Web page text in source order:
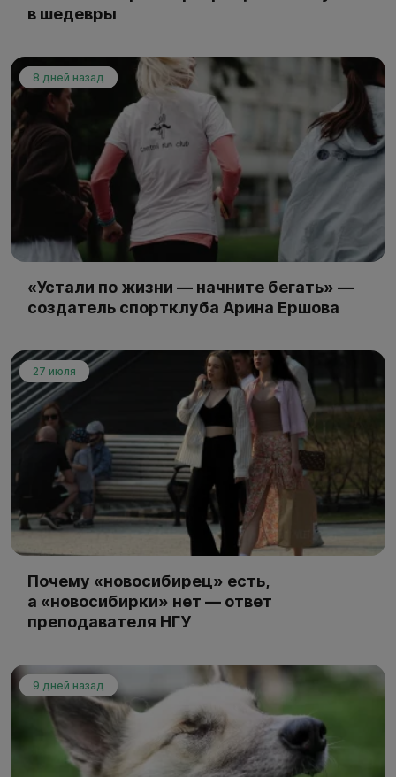
в шедевры
8 дней назад
«Устали по жизни — начните бегать» —
создатель спортклуба Арина Ершова
27 июля
Почему «новосибирец» есть,
а «новосибирки» нет — ответ
преподавателя НГУ
9 дней назад